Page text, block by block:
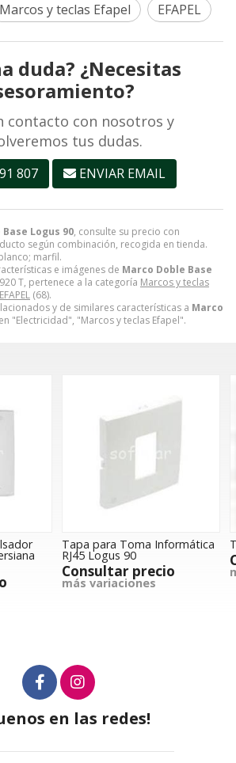
Logus 90, consulte su precio con
según combinación, recogida en tienda.
marfil.
e imágenes de Marco Doble Base
T, pertenece a la categoría Marcos y teclas
EFAPEL (68).
y de similares características a Marco
en "Electricidad", "Marcos y teclas Efapel".
Marcos y teclas Efapel EFAPEL
duda? ¿Necesitas
contacto con nosotros y
tus dudas.
807 ENVIAR EMAIL
Informática Tecla cuádruple Logus 90
Consultar precio
más variaciones
en las redes!